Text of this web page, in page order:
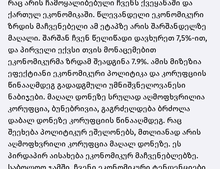
რაც არის ჩამოყალიბებული ჩვენს ქვეყანაში და
ქართულ ეკონომიკაში. წლევანდელი ეკონომიკური
ზრდის მაჩვენებელი ამ ეტაპზე არის შარშანდელზე
მაღალი. შარშან ჩვენ წელიწადი დავხურეთ 7,5%-ით,
და პირველი ექვსი თვის მონაცემებით
ეკონომიკურმა ზრდამ შეადგინა 7.9%. ამის მიზეზია
ეფექტიანი ეკონომიკური პოლიტიკა და კორუფციის
წინააღმდეგ გადადგმული უმნიშვნელოვანესი
ნაბიჯები. მაღალ დონეზე სრულად აღმოფხვრილია
კორუფცია, ბუნებრივია, გაგრძელდება ბრძოლა
დაბალ დონეზე კორუფციის წინააღმდეგ. რაც
შეეხება პოლიტიკურ ეშელონებს, მთლიანად არის
აღმოფხვრილი კორუფცია მაღალ დონეზე. ეს
პირდაპირ აისახება ეკონომიკურ მაჩვენებლებზე.